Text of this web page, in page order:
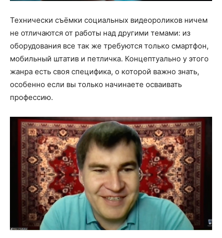
Технически съёмки социальных видеороликов ничем
не отличаются от работы над другими темами: из
оборудования все так же требуются только смартфон,
мобильный штатив и петличка. Концептуально у этого
жанра есть своя специфика, о которой важно знать,
особенно если вы только начинаете осваивать
профессию.